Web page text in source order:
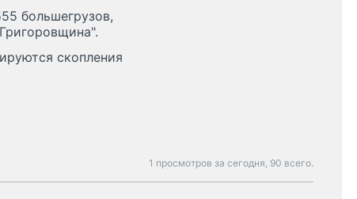
большегрузов,
скопления
1 просмотров за сегодня, 90 всего.